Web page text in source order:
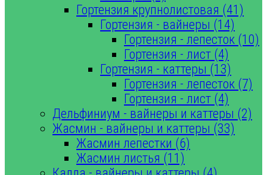
Гортензия крупнолистовая (41)
Гортензия - вайнеры (14)
Гортензия - лепесток (10)
Гортензия - лист (4)
Гортензия - каттеры (13)
Гортензия - лепесток (7)
Гортензия - лист (4)
Дельфиниум - вайнеры и каттеры (2)
Жасмин - вайнеры и каттеры (33)
Жасмин лепестки (6)
Жасмин листья (11)